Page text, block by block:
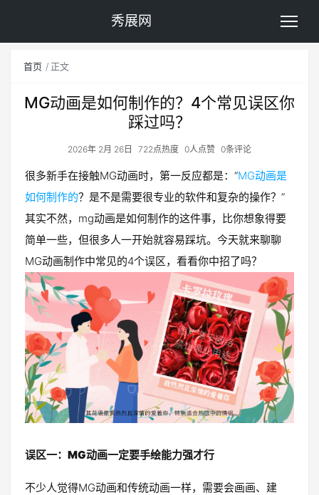
秀展网
首页 正文
MG动画是如何制作的？4个常见误区你
踩过吗？
2026年 2月 26日 722点热度 0人点赞 0条评论
很多新手在接触MG动画时，第一反应都是：“MG动画是
如何制作的？是不是需要很专业的软件和复杂的操作？”
其实不然，mg动画是如何制作的这件事，比你想象得要
简单一些，但很多人一开始就容易踩坑。今天就来聊聊
MG动画制作中常见的4个误区，看看你中招了吗？
误区一：MG动画一定要手绘能力强才行
不少人觉得MG动画和传统动画一样，需要会画画、建